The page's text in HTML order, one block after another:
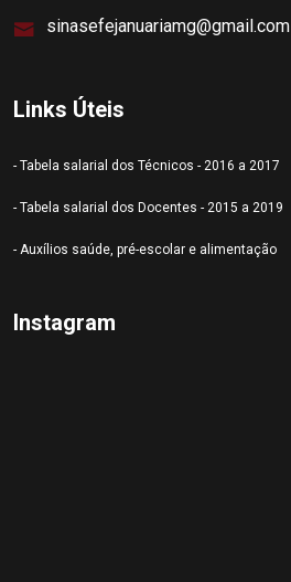
sinasefejanuariamg@gmail.com
Links Úteis
- Tabela salarial dos Técnicos - 2016 a 2017
- Tabela salarial dos Docentes - 2015 a 2019
- Auxílios saúde, pré-escolar e alimentação
Instagram